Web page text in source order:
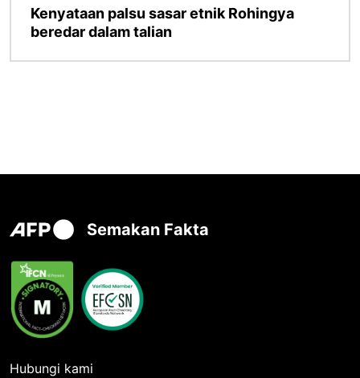
Kenyataan palsu sasar etnik Rohingya
beredar dalam talian
Semakan Fakta
Hubungi kami